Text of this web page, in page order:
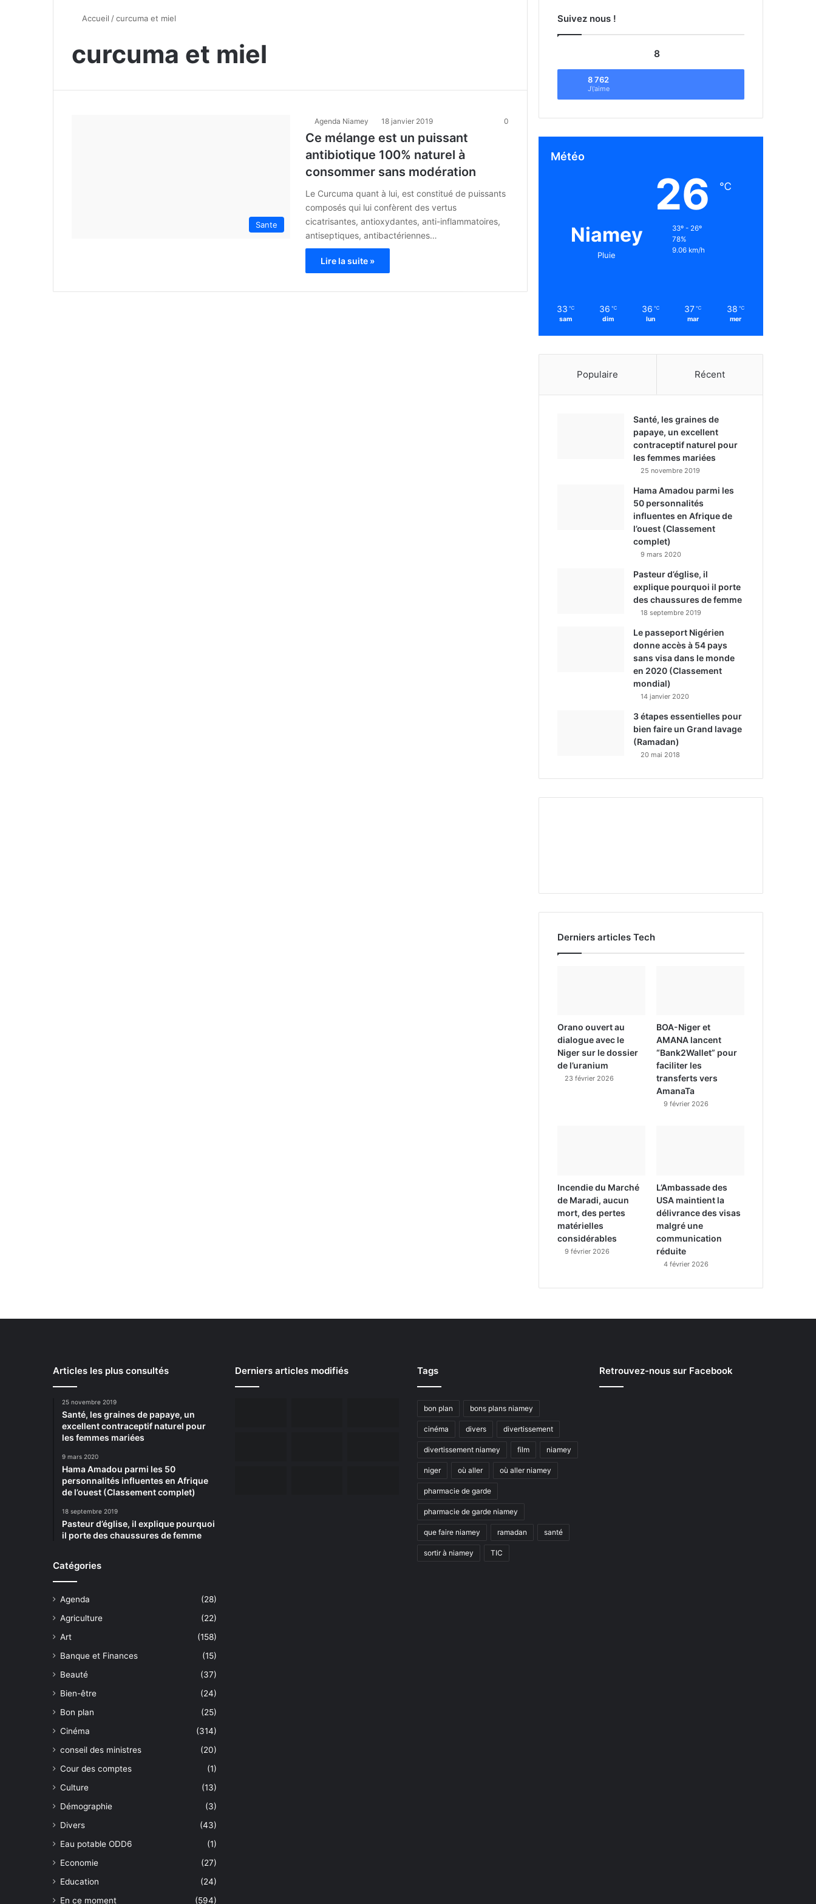
Accueil /curcuma et miel
curcuma et miel
Sante
Agenda Niamey 18 janvier 2019 0
Ce mélange est un puissant
antibiotique 100% naturel à
consommer sans modération
Le Curcuma quant à lui, est constitué de puissants
composés qui lui confèrent des vertus
cicatrisantes, antioxydantes, anti-inflammatoires,
antiseptiques, antibactériennes…
Lire la suite »
Suivez nous !
8
8 762
J\'aime
Météo
Niamey
Pluie
26 ℃
33º - 26º
78%
9.06 km/h
33 ℃
sam
36 ℃
dim
36 ℃
lun
37 ℃
mar
38 ℃
mer
Populaire Récent
Santé, les graines de
papaye, un excellent
contraceptif naturel pour
les femmes mariées
25 novembre 2019
Hama Amadou parmi les
50 personnalités
influentes en Afrique de
l’ouest (Classement
complet)
9 mars 2020
Pasteur d’église, il
explique pourquoi il porte
des chaussures de femme
18 septembre 2019
Le passeport Nigérien
donne accès à 54 pays
sans visa dans le monde
en 2020 (Classement
mondial)
14 janvier 2020
3 étapes essentielles pour
bien faire un Grand lavage
(Ramadan)
20 mai 2018
Derniers articles Tech
Orano ouvert au
dialogue avec le
Niger sur le dossier
de l’uranium
23 février 2026
BOA-Niger et
AMANA lancent
“Bank2Wallet” pour
faciliter les
transferts vers
AmanaTa
9 février 2026
Incendie du Marché
de Maradi, aucun
mort, des pertes
matérielles
considérables
9 février 2026
L’Ambassade des
USA maintient la
délivrance des visas
malgré une
communication
réduite
4 février 2026
Articles les plus consultés
25 novembre 2019
Santé, les graines de papaye, un
excellent contraceptif naturel pour
les femmes mariées
9 mars 2020
Hama Amadou parmi les 50
personnalités influentes en Afrique
de l’ouest (Classement complet)
18 septembre 2019
Pasteur d’église, il explique pourquoi
il porte des chaussures de femme
Catégories
Agenda
(28)
Agriculture
(22)
Art
(158)
Banque et Finances
(15)
Beauté
(37)
Bien-être
(24)
Bon plan
(25)
Cinéma
(314)
conseil des ministres
(20)
Cour des comptes
(1)
Culture
(13)
Démographie
(3)
Divers
(43)
Eau potable ODD6
(1)
Economie
(27)
Education
(24)
En ce moment
(594)
Derniers articles modifiés Tags
bon plan bons plans niamey
cinéma divers divertissement
divertissement niamey film niamey
niger où aller où aller niamey
pharmacie de garde
pharmacie de garde niamey
que faire niamey ramadan santé
sortir à niamey TIC
Retrouvez-nous sur Facebook